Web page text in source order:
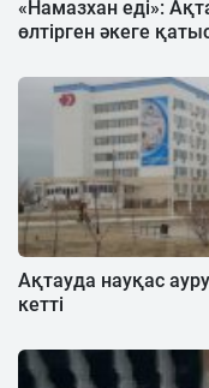
«Намазхан еді»:
өлтірген әкеге
Ақтауда науқас
кетті